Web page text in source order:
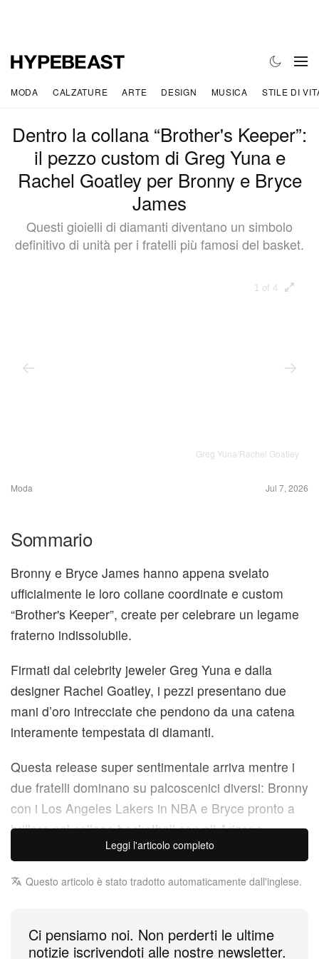
MODA CALZATURE ARTE DESIGN MUSICA STILE DI
Dentro la collana “Brother's Keeper”:
il pezzo custom di Greg Yuna e
Rachel Goatley per Bronny e Bryce
James
Questi gioielli di diamanti diventano un simbolo
definitivo di unità per i fratelli più famosi del basket.
1 of 4
Greg Yuna/Rachel Goatley
Moda Jul 7, 2026
Sommario
Bronny e Bryce James hanno appena svelato
ufficialmente le loro collane coordinate e custom
“Brother's Keeper”, create per celebrare un legame
fraterno indissolubile.
Firmati dal celebrity jeweler Greg Yuna e dalla
designer Rachel Goatley, i pezzi presentano due
mani d’oro intrecciate che pendono da una catena
interamente tempestata di diamanti.
Questa release super sentimentale arriva mentre i
due fratelli dominano su palcoscenici diversi: Bronny
con i Los Angeles Lakers in NBA e Bryce pronto a
brillare nel college basketball con gli Arizona
Ovunque li porti il loro percorso nel basket, il
indissolubile. Prendendosi una pausa dal parquet,
Bronny e Bryce James si sono ufficialmente ritrovati
Leggi l'articolo completo
Questo articolo è stato tradotto automaticamente dall'inglese.
Ci pensiamo noi. Non perderti le ultime
notizie iscrivendoti alle nostre newsletter.